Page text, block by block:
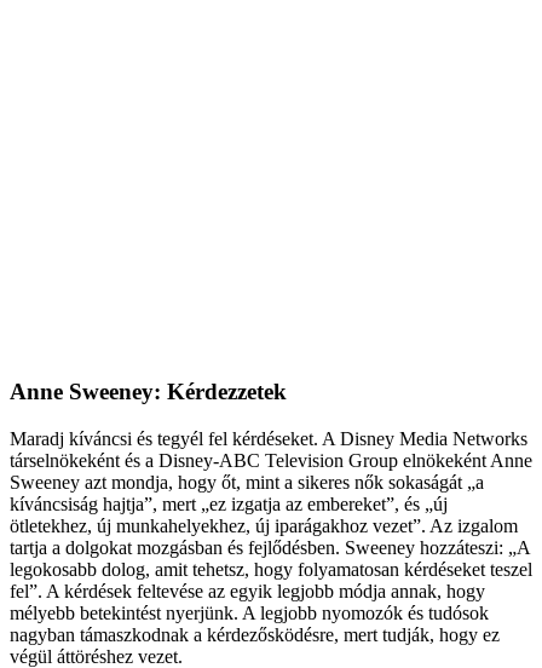
Anne Sweeney: Kérdezzetek
Maradj kíváncsi és tegyél fel kérdéseket. A Disney Media Networks
társelnökeként és a Disney-ABC Television Group elnökeként Anne
Sweeney azt mondja, hogy őt, mint a sikeres nők sokaságát „a
kíváncsiság hajtja”, mert „ez izgatja az embereket”, és „új
ötletekhez, új munkahelyekhez, új iparágakhoz vezet”. Az izgalom
tartja a dolgokat mozgásban és fejlődésben. Sweeney hozzáteszi: „A
legokosabb dolog, amit tehetsz, hogy folyamatosan kérdéseket teszel
fel”. A kérdések feltevése az egyik legjobb módja annak, hogy
mélyebb betekintést nyerjünk. A legjobb nyomozók és tudósok
nagyban támaszkodnak a kérdezősködésre, mert tudják, hogy ez
végül áttöréshez vezet.